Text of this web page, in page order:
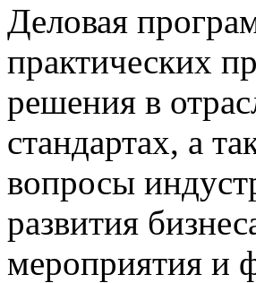
Деловая
практических
решения в
стандартах, а
вопросы
развития
мероприятия и